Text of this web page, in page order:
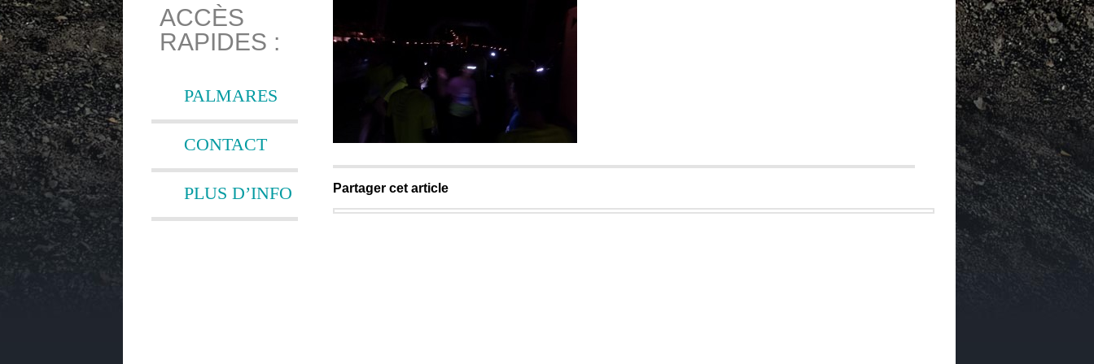
ACCÈS
RAPIDES :
PALMARES
CONTACT
PLUS D’INFO Partager cet article